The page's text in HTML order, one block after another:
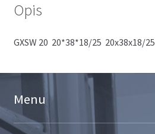
Opis
GXSW 20 20*38*18/25 20x38x18/25
Menu